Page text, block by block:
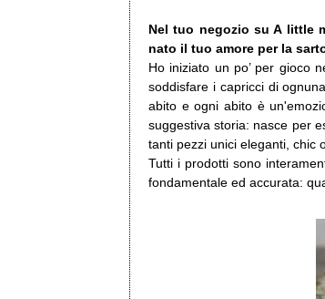
Nel tuo negozio su A little
nato il tuo amore per la
Ho iniziato un po’ per gioco
soddisfare i capricci di
abito e ogni abito è
suggestiva storia: nasce per
tanti pezzi unici eleganti, chic
Tutti i prodotti sono
fondamentale ed accurata: